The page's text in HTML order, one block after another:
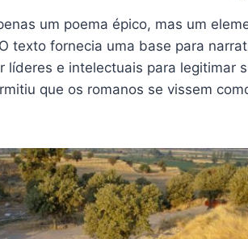
um poema épico, mas um
texto fornecia uma base para
líderes e intelectuais para legitimar
que os romanos se vissem